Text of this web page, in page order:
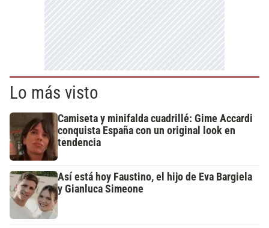
Lo más visto
Camiseta y minifalda cuadrillé: Gime Accardi
conquista España con un original look en
tendencia
Así está hoy Faustino, el hijo de Eva Bargiela
y Gianluca Simeone